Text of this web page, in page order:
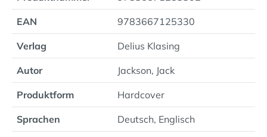
EAN 9783667125330
Verlag Delius Klasing
Autor Jackson, Jack
Produktform Hardcover
Sprachen Deutsch, Englisch